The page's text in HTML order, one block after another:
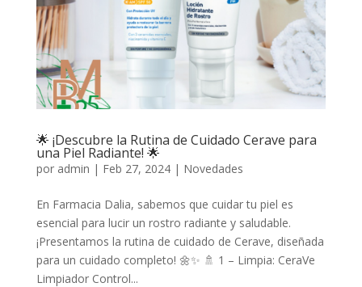
🌟 ¡Descubre la Rutina de Cuidado Cerave para
una Piel Radiante! 🌟
por admin | Feb 27, 2024| Novedades
En Farmacia Dalia, sabemos que cuidar tu piel es
esencial para lucir un rostro radiante y saludable.
¡Presentamos la rutina de cuidado de Cerave, diseñada
para un cuidado completo! 🌼✨ 🚿 1 – Limpia: CeraVe
Limpiador Control...